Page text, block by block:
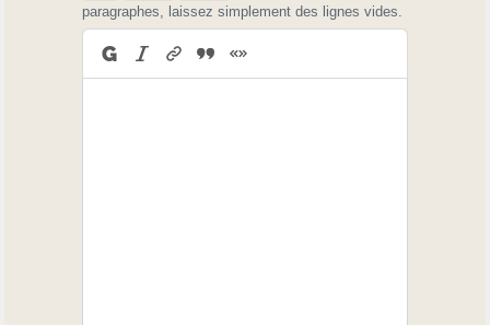
paragraphes, laissez simplement des lignes vides.